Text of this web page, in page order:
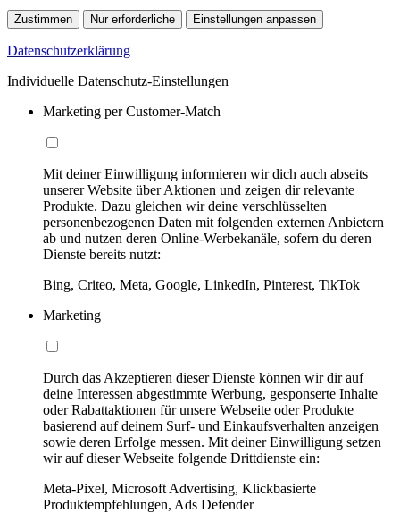
Zustimmen Nur erforderliche Einstellungen anpassen
Datenschutzerklärung
Individuelle Datenschutz-Einstellungen
Marketing per Customer-Match
Mit deiner Einwilligung informieren wir dich auch abseits
unserer Website über Aktionen und zeigen dir relevante
Produkte. Dazu gleichen wir deine verschlüsselten
personenbezogenen Daten mit folgenden externen Anbietern
ab und nutzen deren Online-Werbekanäle, sofern du deren
Dienste bereits nutzt:
Bing, Criteo, Meta, Google, LinkedIn, Pinterest, TikTok
Marketing
Durch das Akzeptieren dieser Dienste können wir dir auf
deine Interessen abgestimmte Werbung, gesponserte Inhalte
oder Rabattaktionen für unsere Webseite oder Produkte
basierend auf deinem Surf- und Einkaufsverhalten anzeigen
sowie deren Erfolge messen. Mit deiner Einwilligung setzen
wir auf dieser Webseite folgende Drittdienste ein:
Meta-Pixel, Microsoft Advertising, Klickbasierte
Produktempfehlungen, Ads Defender